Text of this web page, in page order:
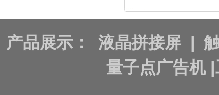
产品展示： 液晶拼接屏 |
量子点广告机|